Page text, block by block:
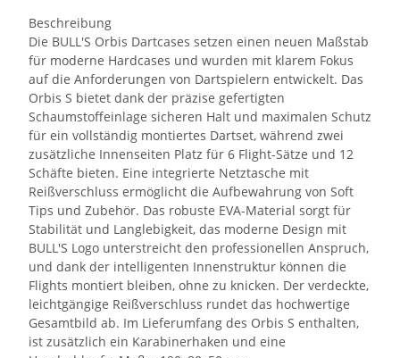
Beschreibung
Die BULL'S Orbis Dartcases setzen einen neuen Maßstab
für moderne Hardcases und wurden mit klarem Fokus
auf die Anforderungen von Dartspielern entwickelt. Das
Orbis S bietet dank der präzise gefertigten
Schaumstoffeinlage sicheren Halt und maximalen Schutz
für ein vollständig montiertes Dartset, während zwei
zusätzliche Innenseiten Platz für 6 Flight-Sätze und 12
Schäfte bieten. Eine integrierte Netztasche mit
Reißverschluss ermöglicht die Aufbewahrung von Soft
Tips und Zubehör. Das robuste EVA-Material sorgt für
Stabilität und Langlebigkeit, das moderne Design mit
BULL'S Logo unterstreicht den professionellen Anspruch,
und dank der intelligenten Innenstruktur können die
Flights montiert bleiben, ohne zu knicken. Der verdeckte,
leichtgängige Reißverschluss rundet das hochwertige
Gesamtbild ab. Im Lieferumfang des Orbis S enthalten,
ist zusätzlich ein Karabinerhaken und eine